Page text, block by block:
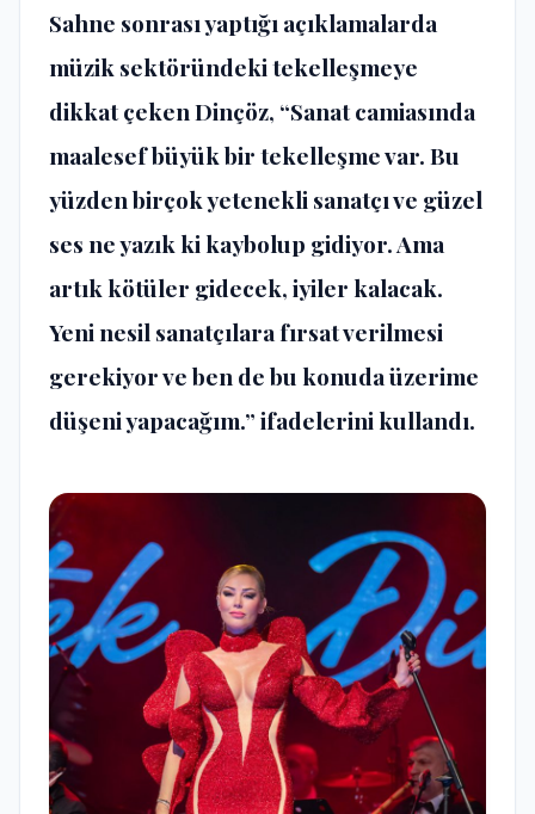
Sahne sonrası yaptığı açıklamalarda
müzik sektöründeki tekelleşmeye
dikkat çeken Dinçöz, “Sanat camiasında
maalesef büyük bir tekelleşme var. Bu
yüzden birçok yetenekli sanatçı ve güzel
ses ne yazık ki kaybolup gidiyor. Ama
artık kötüler gidecek, iyiler kalacak.
Yeni nesil sanatçılara fırsat verilmesi
gerekiyor ve ben de bu konuda üzerime
düşeni yapacağım.” ifadelerini kullandı.